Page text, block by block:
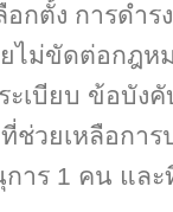
กตั้ง การดำ
ไม่ขัดต่อกฎห
ะเบียบ ข้อบั
วยเหลือกา
าร 1 คน แล